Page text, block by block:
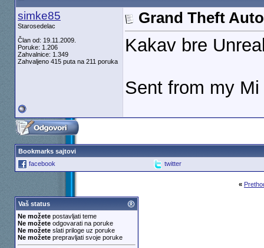
simke85
Starosedelac
Član od: 19.11.2009.
Poruke: 1.206
Zahvalnice: 1.349
Zahvaljeno 415 puta na 211 poruka
Grand Theft
Kakav bre
Sent from my
Bookmarks sajtovi
facebook
twitter
«
Vaš status
Ne možetepostavljati teme
Ne možeteodgovarati na poruke
Ne možeteslati priloge uz poruke
Ne možeteprepravljati svoje poruke